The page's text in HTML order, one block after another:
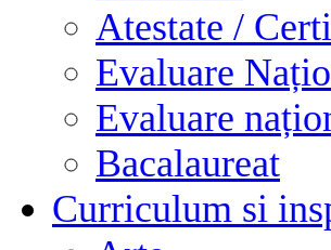
Atestate /
Evaluare
Evaluare
Bacalaureat
Curriculum si